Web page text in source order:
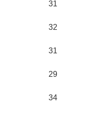
31
32
31
29
34